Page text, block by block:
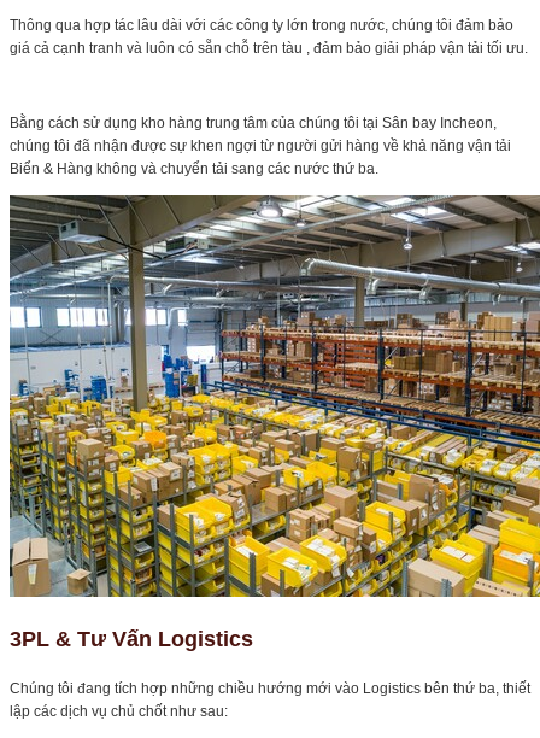
Thông qua hợp tác lâu dài với các công ty lớn trong nước, chúng tôi đảm bảo
giá cả cạnh tranh và luôn có sẵn chỗ trên tàu , đảm bảo giải pháp vận tải tối ưu.
Bằng cách sử dụng kho hàng trung tâm của chúng tôi tại Sân bay Incheon,
chúng tôi đã nhận được sự khen ngợi từ người gửi hàng về khả năng vận tải
Biển & Hàng không và chuyển tải sang các nước thứ ba.
3PL & Tư Vấn Logistics
Chúng tôi đang tích hợp những chiều hướng mới vào Logistics bên thứ ba, thiết
lập các dịch vụ chủ chốt như sau: